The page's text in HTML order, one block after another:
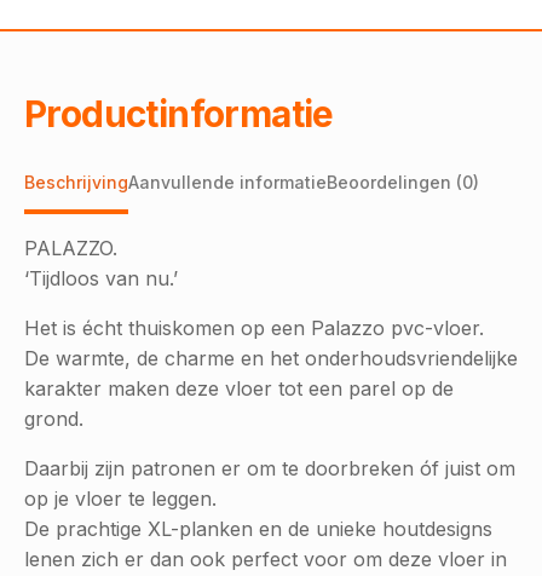
Productinformatie
BeschrijvingAanvullende informatieBeoordelingen (0)
PALAZZO.
‘Tijdloos van nu.’
Het is écht thuiskomen op een Palazzo pvc-vloer.
De warmte, de charme en het onderhoudsvriendelijke
karakter maken deze vloer tot een parel op de
grond.
Daarbij zijn patronen er om te doorbreken óf juist om
op je vloer te leggen.
De prachtige XL-planken en de unieke houtdesigns
lenen zich er dan ook perfect voor om deze vloer in